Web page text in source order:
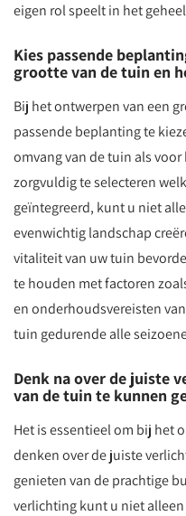
eigen rol speelt in het
Kies passende
grootte van de tuin en
Bij het ontwerpen van een
passende beplanting te
omvang van de tuin als
zorgvuldig te selecteren
geïntegreerd, kunt u niet
evenwichtig landschap
vitaliteit van uw tuin
te houden met factoren
en onderhoudsvereisten
tuin gedurende alle
Denk na over de juiste
van de tuin te kunnen
Het is essentieel om bij het
denken over de juiste
genieten van de prachtige
verlichting kunt u niet